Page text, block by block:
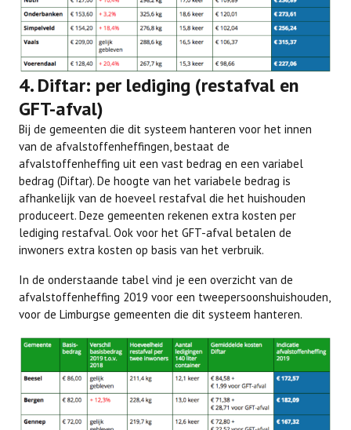
4. Diftar: per lediging (restafval en
GFT-afval)
Bij de gemeenten die dit systeem hanteren voor het innen
van de afvalstoffenheffingen, bestaat de
afvalstoffenheffing uit een vast bedrag en een variabel
bedrag (Diftar). De hoogte van het variabele bedrag is
afhankelijk van de hoeveel restafval die het huishouden
produceert. Deze gemeenten rekenen extra kosten per
lediging restafval. Ook voor het GFT-afval betalen de
inwoners extra kosten op basis van het verbruik.
In de onderstaande tabel vind je een overzicht van de
afvalstoffenheffing 2019 voor een tweepersoonshuishouden,
voor de Limburgse gemeenten die dit systeem hanteren.